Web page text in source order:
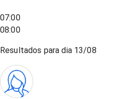
07:00
08:00
Resultados para dia 13/08